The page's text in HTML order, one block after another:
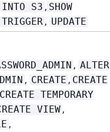
INTO S3 , SHOW
TRIGGER , UPDATE
, ALTER
, CREATE , CREATE
CREATE TEMPORARY
VIEW ,
,